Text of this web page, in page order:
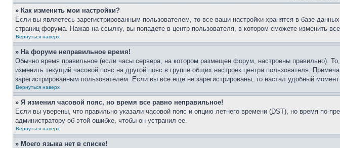
» Как изменить мои настройки?
Если вы являетесь зарегистрированным пользователем, то все ваши настройки хранятся в базе
страниц форума. Нажав на ссылку, вы попадете в центр пользователя, в котором сможете изменить
Вернуться наверх
» На форуме неправильное время!
Обычно время правильное (если часы сервера, на котором размещен форум, настроены правильно).
изменить текущий часовой пояс на другой пояс в группе общих настроек центра пользователя.
зарегистрированным пользователем. Если вы все еще не зарегистрированы, то настал удобный
Вернуться наверх
» Я изменил часовой пояс, но время все равно неправильное!
Если вы уверены, что правильно указали часовой пояс и опцию летнего времени (DST), но время по-
администратору об этой ошибке, чтобы он устранил ее.
Вернуться наверх
» Моего языка нет в списке!